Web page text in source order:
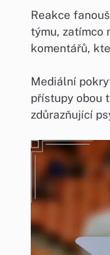
Reakce
týmu, zatímco
komentářů,
Mediální
přístupy obou
zdůrazňující